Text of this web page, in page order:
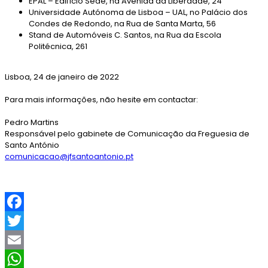
Universidade Autónoma de Lisboa – UAL, no Palácio dos
Condes de Redondo, na Rua de Santa Marta, 56
Stand de Automóveis C. Santos, na Rua da Escola
Politécnica, 261
Lisboa, 24 de janeiro de 2022
Para mais informações, não hesite em contactar:
Pedro Martins
Responsável pelo gabinete de Comunicação da Freguesia de
Santo António
comunicacao@jfsantoantonio.pt
F
a
c
T
w
E